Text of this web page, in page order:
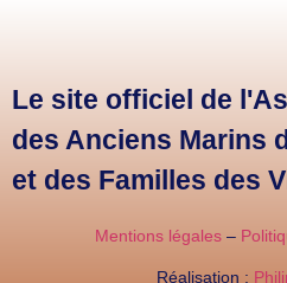
Le site officiel de
des Anciens Marins
et des Familles des
Mentions légales –
Réalisation :